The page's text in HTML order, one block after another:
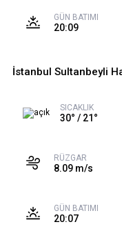
GÜN BATIMI
20:09
İstanbul Sultanbeyli
SICAKLIK
30° / 21°
RÜZGAR
8.09 m/s
GÜN BATIMI
20:07